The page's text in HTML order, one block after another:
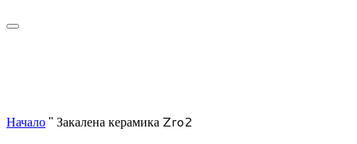
Начало" Закалена керамика Zro2